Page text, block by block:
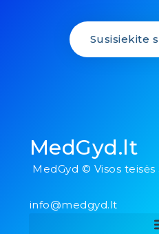
Susisiekite
MedGyd.lt
MedGyd © Visos
info@medgyd.lt